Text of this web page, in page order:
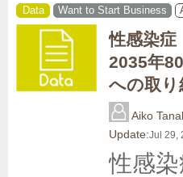
Data Want to Start Business
性感染症
2035年
への取り
Aiko
Update:Jul 29,
性感